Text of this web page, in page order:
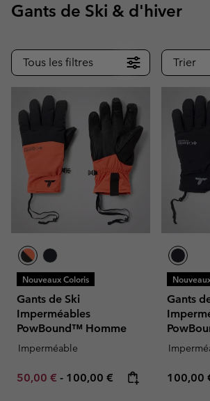
Gants de Ski & d'hiver
Tous les filtres Trier
Nouveaux Coloris
Gants de Ski
Imperméables
PowBound™ Homme
Imperméable
Minimum sale price:
50,00 € - Maximum price:
100,00 €
Gants
Regular
100,00